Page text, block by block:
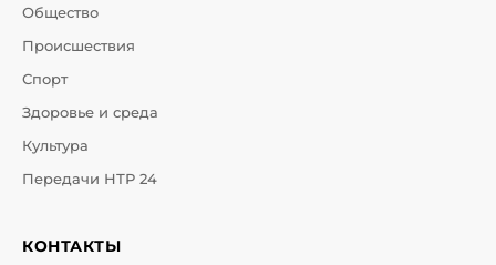
Общество
Происшествия
Спорт
Здоровье и среда
Культура
Передачи НТР 24
КОНТАКТЫ